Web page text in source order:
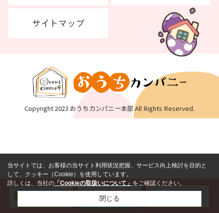
Copyright 2023 おうちカンパニー本部 All Rights Reserved.
当サイトでは、お客様の当サイト利用状況把握、サービス向上検討を目的と
して、クッキー（Cookie）を使用しています。
詳しくは、当社の 「Cookieの取扱いについて」 をご確認ください。
閉じる